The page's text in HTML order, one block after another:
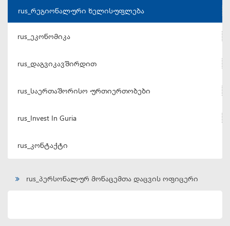
rus_რეგიონალური ხელისუფლება
rus_ეკონომიკა
rus_დაგვიკავშირდით
rus_საერთაშორისო ურთიერთობები
rus_Invest In Guria
rus_კონტაქტი
rus_პერსონალურ მონაცემთა დაცვის ოფიცერი